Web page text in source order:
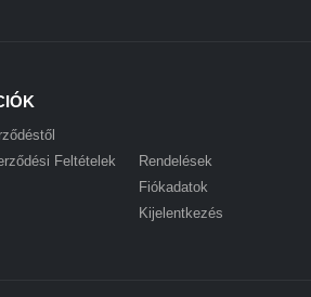
Feltételek
Rendelések
Fiókadatok
Kijelentkezés